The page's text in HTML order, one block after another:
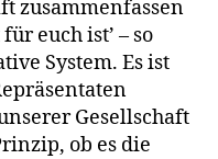
zusammenfassen
euch ist’ – so
System. Es ist
Gesellschaft
ob es die